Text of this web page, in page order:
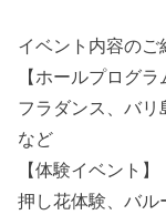
イベント内容のご
【ホールプログラ
フラダンス、バ
など
【体験イベント】
押し花体験、バ